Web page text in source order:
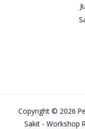
Copyright © 2026
Sakit - Workshop